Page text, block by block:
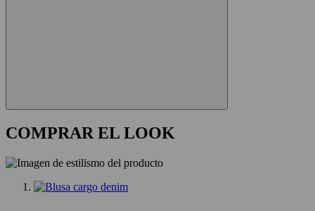
COMPRAR EL LOOK